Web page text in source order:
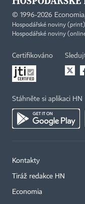
© 1996-2026
Hospodářské noviny
Hospodářské noviny
Certifikováno
Stáhněte si aplikaci HN
Kontakty
Tiráž redakce HN
Economia